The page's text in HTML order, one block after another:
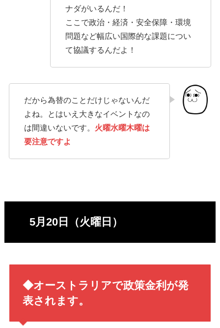
ナダがいるんだ！
ここで政治・経済・安全保障・環境
問題など幅広い国際的な課題につい
て協議するんだよ！
だから為替のことだけじゃないんだ
よね。とはいえ大きなイベントなの
は間違いないです。 火曜水曜木曜は
要注意ですよ
5月20日（火曜日）
◆オーストラリアで政策金利が発
表されます。